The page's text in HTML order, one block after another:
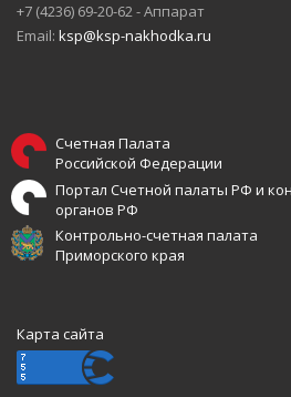
+7 (4236) 69-20-62 - Аппарат
Email: ksp@ksp-nakhodka.ru
Счетная Палата
Российской Федерации
Портал Счетной палаты РФ и
органов РФ
Контрольно-счетная палата
Приморского края
Карта сайта